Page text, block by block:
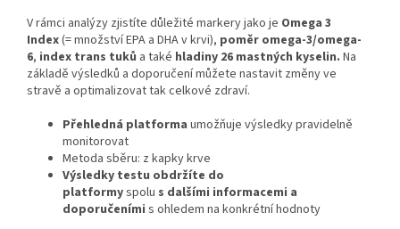
V rámci analýzy zjistíte důležité markery jako je Omega 3
Index(= množství EPA a DHA v krvi), poměr omega-3/omega-
6, index trans tuků a také hladiny 26 mastných kyselin. Na
základě výsledků a doporučení můžete nastavit změny ve
stravě a optimalizovat tak celkové zdraví.
Přehledná platforma umožňuje výsledky pravidelně
monitorovat
Metoda sběru: z kapky krve
Výsledky testu obdržíte do
platformyspolu s dalšími informacemi a
doporučeními s ohledem na konkrétní hodnoty